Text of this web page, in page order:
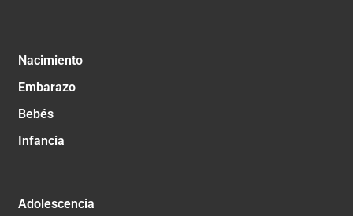
Nacimiento
Embarazo
Bebés
Infancia
Adolescencia